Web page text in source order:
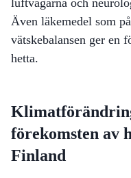
Även läkemedel som
vätskebalansen ger en
hetta.
förekomsten av
Finland